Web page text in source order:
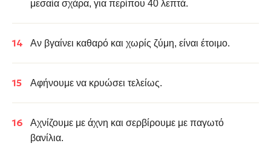
μεσαία σχάρα, για περίπου 40 λεπτά.
Αν βγαίνει καθαρό και χωρίς ζύμη, είναι έτοιμο.
Αφήνουμε να κρυώσει τελείως.
Αχνίζουμε με άχνη και σερβίρουμε με παγωτό
βανίλια.